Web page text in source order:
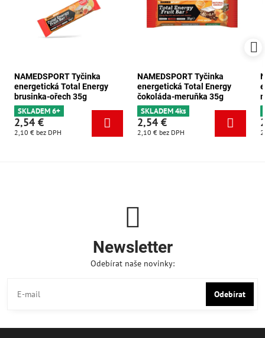
NAMEDSPORT Tyčinka
energetická Total Energy
brusinka-ořech 35g
SKLADEM 6+
2,54 €
2,10 € bez DPH
NAMEDSPORT Tyčinka
energetická Total Energy
čokoláda-meruňka 35g
SKLADEM 4ks
2,54 €
2,10 € bez DPH
Newsletter
Odebírat naše novinky:
Odebírat